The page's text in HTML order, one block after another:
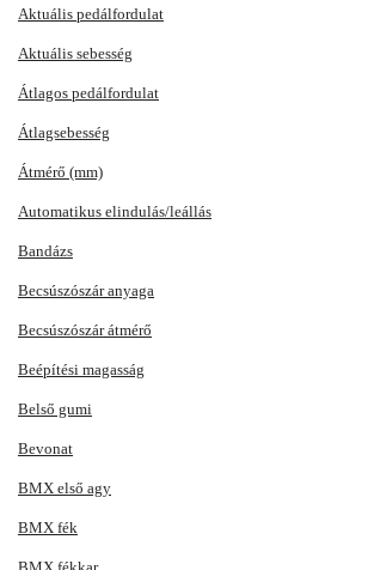
Aktuális pedálfordulat
Aktuális sebesség
Átlagos pedálfordulat
Átlagsebesség
Átmérő (mm)
Automatikus elindulás/leállás
Bandázs
Becsúszószár anyaga
Becsúszószár átmérő
Beépítési magasság
Belső gumi
Bevonat
BMX első agy
BMX fék